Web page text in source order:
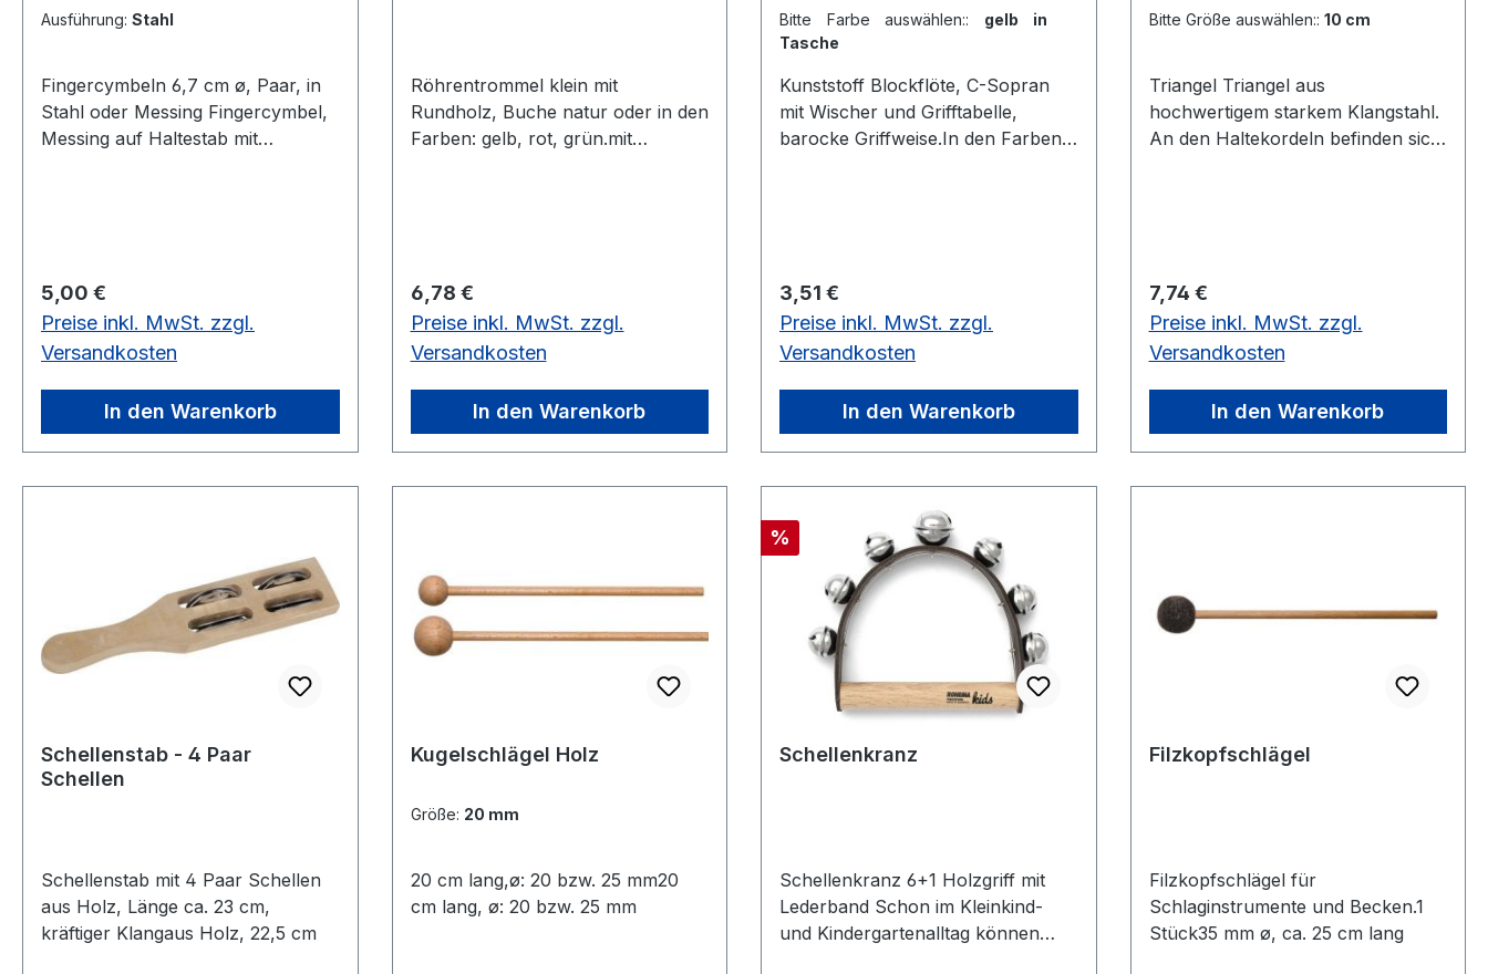
Ausführung: Stahl
Fingercymbeln 6,7 cm ø, Paar, in
Stahl oder Messing Fingercymbel,
Messing auf Haltestab mit
Regulärer Preis:
5,00 €
Preise inkl. MwSt. zzgl.
Versandkosten
In den Warenkorb
Röhrentrommel klein mit
Rundholz, Buche natur oder in den
Farben: gelb, rot, grün.mit
Regulärer Preis:
6,78 €
Preise inkl. MwSt. zzgl.
Versandkosten
In den Warenkorb
Bitte Farbe auswählen:: gelb in
Tasche
Kunststoff Blockflöte, C-Sopran
mit Wischer und Grifftabelle,
barocke Griffweise.In den Farben:
Regulärer Preis:
3,51 €
Preise inkl. MwSt. zzgl.
Versandkosten
In den Warenkorb
Bitte Größe auswählen:: 10 cm
Triangel Triangel aus
hochwertigem starkem Klangstahl.
An den Haltekordeln befinden sich
LagerKlangstahl 8 mm ø,
verschiedene Größen
Regulärer Preis:
7,74 €
Preise inkl. MwSt. zzgl.
Versandkosten
In den Warenkorb
Schellenstab - 4 Paar
Schellen
Schellenstab mit 4 Paar Schellen
aus Holz, Länge ca. 23 cm,
kräftiger Klangaus Holz, 22,5 cm
Kugelschlägel Holz
Größe: 20 mm
20 cm lang,ø: 20 bzw. 25 mm20
cm lang, ø: 20 bzw. 25 mm
Rabatt
%
Schellenkranz
Schellenkranz 6+1 Holzgriff mit
Lederband Schon im Kleinkind-
und Kindergartenalltag können
Filzkopfschlägel
Filzkopfschlägel für
Schlaginstrumente und Becken.1
Stück35 mm ø, ca. 25 cm lang